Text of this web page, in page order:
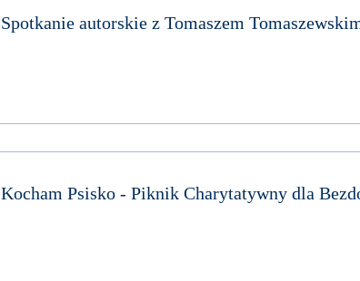
Spotkanie autorskie z Tomaszem
Kocham Psisko - Piknik Charytatywny dla